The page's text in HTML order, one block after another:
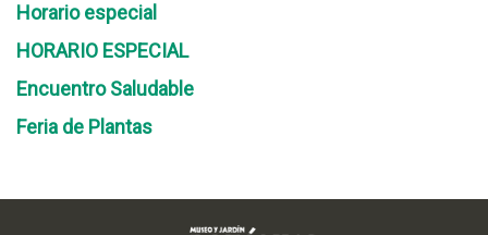
Horario especial
HORARIO ESPECIAL
Encuentro Saludable
Feria de Plantas